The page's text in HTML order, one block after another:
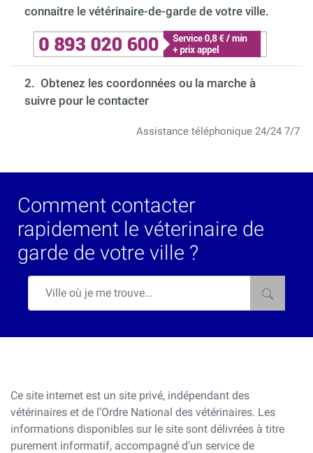
connaitre le vétérinaire-de-garde de votre ville.
2. Obtenez les coordonnées ou la marche à
suivre pour le contacter
Assistance téléphonique 24/24 7/7
Comment contacter
rapidement le véterinaire de
garde de votre ville ?
Ce site internet est un site privé, indépendant des
vétérinaires et de l’Ordre National des vétérinaires. Les
informations disponibles sur le site sont délivrées à titre
purement informatif, accompagné d’un service de